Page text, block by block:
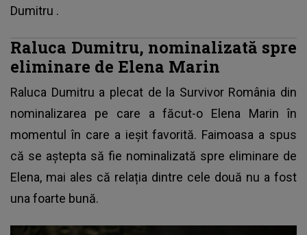
Dumitru .
Raluca Dumitru, nominalizată spre
eliminare de Elena Marin
Raluca Dumitru a plecat de la Survivor România din
nominalizarea pe care a făcut-o Elena Marin în
momentul în care a ieșit favorită. Faimoasa a spus
că se aștepta să fie nominalizată spre eliminare de
Elena, mai ales că relația dintre cele două nu a fost
una foarte bună.